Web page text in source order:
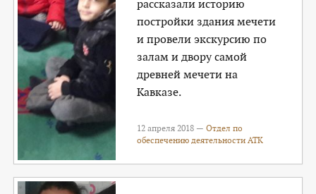
рассказали историю
постройки здания мечети
и провели экскурсию по
залам и двору самой
древней мечети на
Кавказе.
12 апреля 2018 —Отдел по
обеспечению деятельности АТК